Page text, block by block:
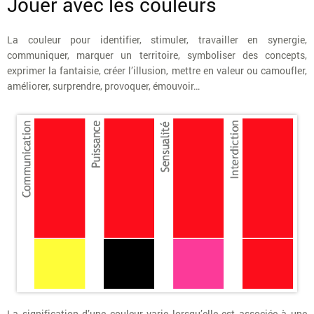
La couleur pour identifier, stimuler, travailler en synergie,
communiquer, marquer un territoire, symboliser des concepts,
exprimer la fantaisie, créer l’illusion, mettre en valeur ou camoufler,
améliorer, surprendre, provoquer, émouvoir…